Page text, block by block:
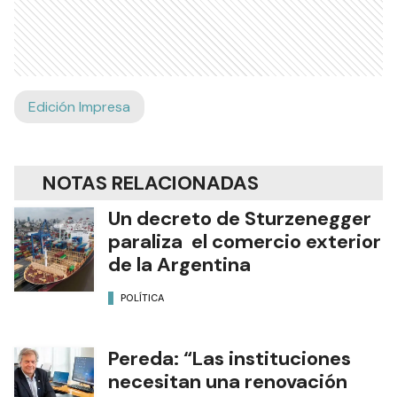
Edición Impresa
NOTAS RELACIONADAS
Un decreto de Sturzenegger
paraliza el comercio exterior
de la Argentina
POLÍTICA
Pereda: “Las instituciones
necesitan una renovación